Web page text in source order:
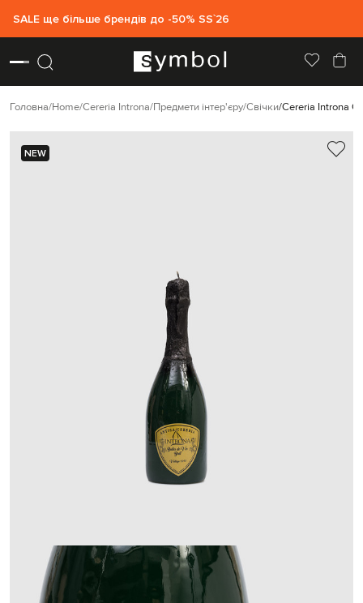
SALE ще більше брендів до -50% SS`26
Головна Home Cereria Introna Предмети інтер'єру Свічки Cereria Introna
NEW